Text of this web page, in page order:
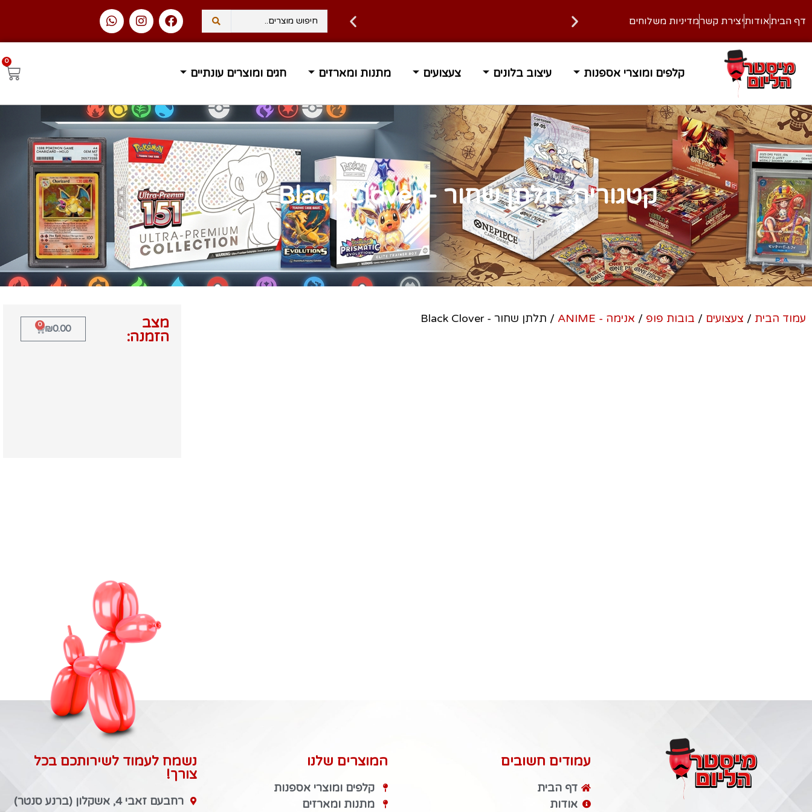
דף הביתאודותיצירת קשרמדיניות משלוחים
משלוח עד הבית בחינם ברכישה מעל 400 ₪ זמן אספקה 1-3 ימי עסקים משלוח עד הבית בחינם ברכישה מעל 400 ₪ זמן אספקה 1-3 ימי עסקים קלפים ומוצרי אספנות עיצוב בלונים צעצועים מתנות ומארזים חגים ומוצרים עונתיים
0
קטגוריה: תלתן שחור - Black Clover
עמוד הבית / צעצועים / בובות פופ / אנימה - ANIME / תלתן שחור - Black Clover
מצב
הזמנה:
₪0.00
0
עמודים חשובים
דף הבית
אודות
המוצרים שלנו
קלפים ומוצרי אספנות
מתנות ומארזים
נשמח לעמוד לשירותכם בכל
צורך!
רחבעם זאבי 4, אשקלון (ברנע סנטר)